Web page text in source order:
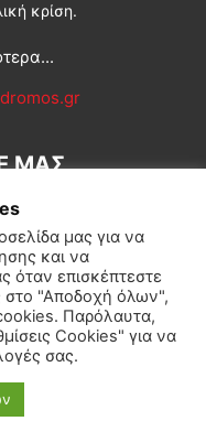
κρίση.
ΜΑΣ
Διεθνή Κοινωνία
μας για να
και να
όταν επισκέπτεστε
στο "Αποδοχή όλων",
Παρόλαυτα,
Cookies" για να
σας.